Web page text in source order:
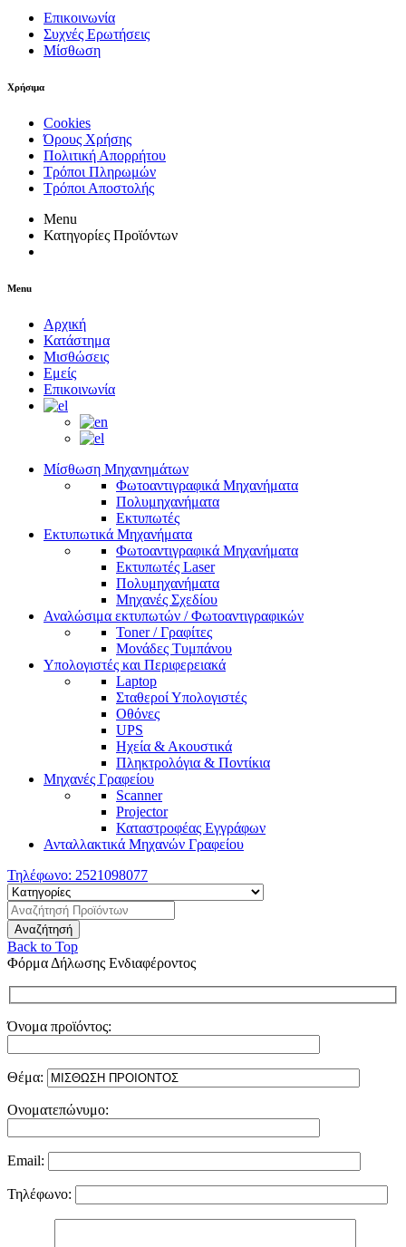
Επικοινωνία
Συχνές Ερωτήσεις
Μίσθωση
Χρήσιμα
Cookies
Όρους Χρήσης
Πολιτική Απορρήτου
Τρόποι Πληρωμών
Τρόποι Αποστολής
Menu
Κατηγορίες Προϊόντων
Menu
Αρχική
Κατάστημα
Μισθώσεις
Εμείς
Επικοινωνία
Μίσθωση Μηχανημάτων
Φωτοαντιγραφικά Μηχανήματα
Πολυμηχανήματα
Εκτυπωτές
Εκτυπωτικά Μηχανήματα
Φωτοαντιγραφικά Μηχανήματα
Εκτυπωτές Laser
Πολυμηχανήματα
Μηχανές Σχεδίου
Αναλώσιμα εκτυπωτών / Φωτοαντιγραφικών
Toner / Γραφίτες
Μονάδες Τυμπάνου
Υπολογιστές και Περιφερειακά
Laptop
Σταθεροί Υπολογιστές
Οθόνες
UPS
Ηχεία & Ακουστικά
Πληκτρολόγια & Ποντίκια
Μηχανές Γραφείου
Scanner
Projector
Καταστροφέας Εγγράφων
Ανταλλακτικά Μηχανών Γραφείου
Τηλέφωνο: 2521098077
Back to Top
Φόρμα Δήλωσης Ενδιαφέροντος
Όνομα προϊόντος:
Θέμα:
Ονοματεπώνυμο:
Email:
Τηλέφωνο: